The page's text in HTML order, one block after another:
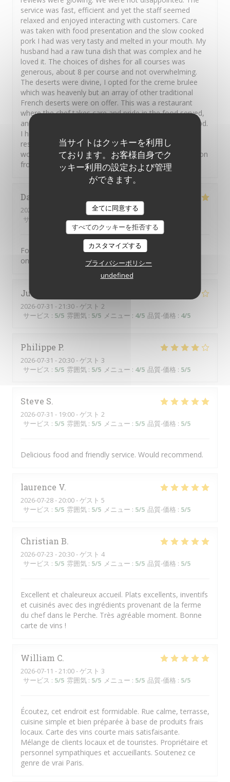
当サイトはクッキーを利用し
ております。お客様自身でク
ッキー利用の設定および管理
ができます。
全てに同意する
すべてのクッキーを拒否する
カスタマイズする
プライバシーポリシー
undefined
service was fast, efficient and yet the staff seemed
relaxed and enjoyed interacting with customers. Care
was taken with food presentation and the slow cooked
pork I had was very tasty and melted in your mouth. My
husband had a raw tuna dish that was complex and he
loved it. The choices of dishes for all courses was
generous, about 8 per course and not overwhelming.
The deserts were divine, I opted for the creme brulee
which was heavenly but an array of other traditional
French deserts were on offer. This was a restaurant
where the chef takes care and pride in the food served,
and you can feel the love the French have for their food.
I heartily recommend this restaurant but you should
reserve a table in advance. Thank you Hugue and
wonderful staff. Au revoir Carmel and Shaun on vacation
from New Zealand and Ireland.
David
2026-08-01
- 21:00 - ゲスト 5
サービス
雰囲気:5/5 メニュー:5/5 品質-価格
Food was excellent. Not a tourist trap. Just great food
on an ever changing menu.
Juliette
2026-07-31 - 21:30 - ゲスト 2
サービス : 5/5 雰囲気 : 5/5 メニュー : 4/5 品質-価格 : 4/5
Philippe P
2026-07-31 - 20:30 - ゲスト 3
サービス : 5/5 雰囲気 : 5/5 メニュー : 4/5 品質-価格 : 5/5
Steve S
2026-07-31 - 19:00 - ゲスト 2
サービス : 5/5 雰囲気 : 5/5 メニュー : 5/5 品質-価格 : 5/5
Delicious food and friendly service. Would recommend.
laurence V
2026-07-28- 20:00 - ゲスト 5
サービス : 5/5 雰囲気 : 5/5 メニュー : 5/5 品質-価格 : 5/5
Christian B
2026-07-23 - 20:30 - ゲスト 4
サービス : 5/5 雰囲気 : 5/5 メニュー : 5/5 品質-価格 : 5/5
Excellent et chaleureux accueil. Plats excellents, inventifs
et cuisinés avec des ingrédients provenant de la ferme
du chef dans le Perche. Très agréable moment. Bonne
carte de vins !
William C
2026-07-11 - 21:00 - ゲスト 3
サービス : 5/5 雰囲気 : 5/5 メニュー : 5/5 品質-価格 : 5/5
Écoutez, cet endroit est formidable. Rue calme, terrasse,
cuisine simple et bien préparée à base de produits frais
locaux. Carte des vins courte mais satisfaisante.
Mélange de clients locaux et de touristes. Propriétaire et
personnel sympathiques et accueillants. Soutenez ce
genre de vrai Paris.